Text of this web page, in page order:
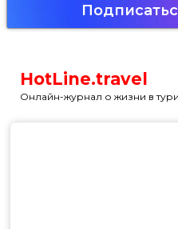
HotLine.travel
Онлайн-журнал о жизни в